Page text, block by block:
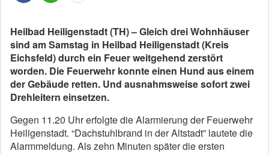
Heilbad Heiligenstadt (TH) – Gleich drei Wohnhäuser
sind am Samstag in Heilbad Heiligenstadt (Kreis
Eichsfeld) durch ein Feuer weitgehend zerstört
worden. Die Feuerwehr konnte einen Hund aus einem
der Gebäude retten. Und ausnahmsweise sofort zwei
Drehleitern einsetzen.
Gegen 11.20 Uhr erfolgte die Alarmierung der Feuerwehr
Heiligenstadt. “Dachstuhlbrand in der Altstadt” lautete die
Alarmmeldung. Als zehn Minuten später die ersten